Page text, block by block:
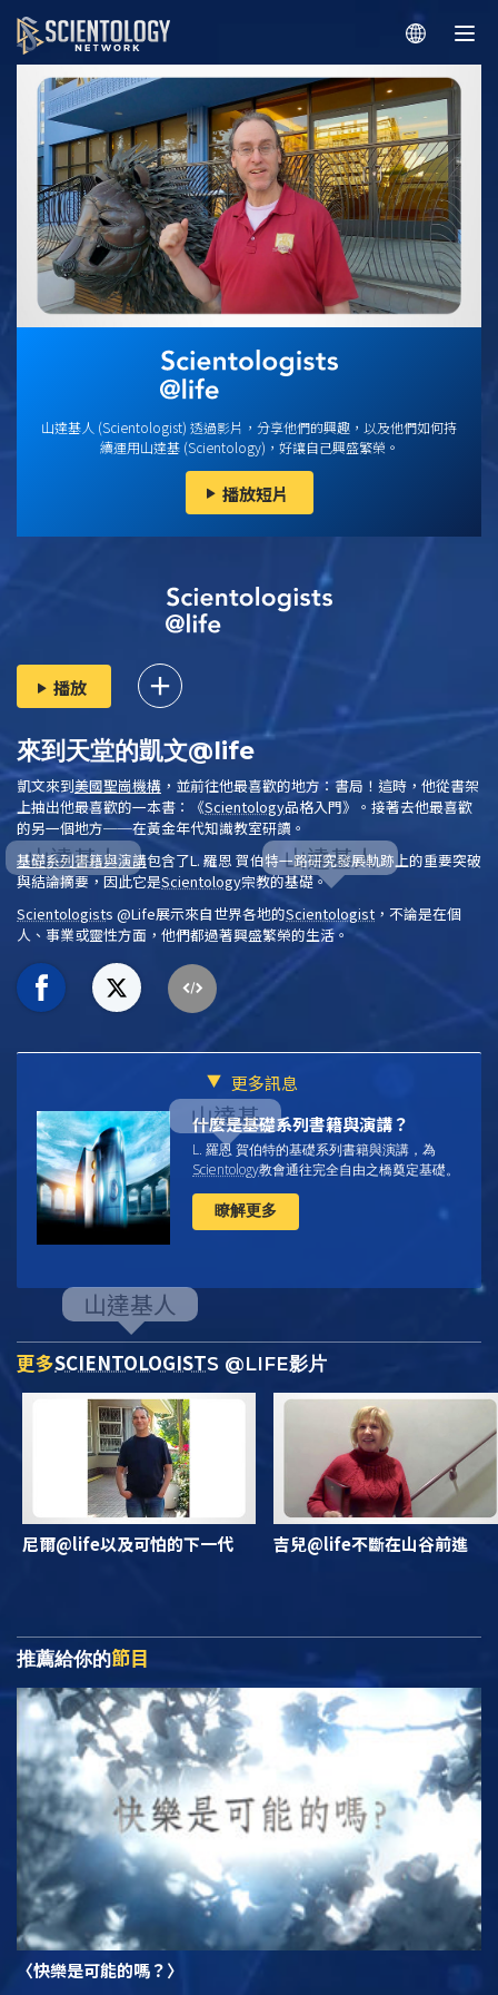
山達基人 (Scientologist) 透過影片，分享他們的興趣，以及他們如何持
續運用山達基 (Scientology)，好讓自己興盛繁榮。
播放短片
播放
來到天堂的凱文@life
凱文來到美國聖崗機構 ，並前往他最喜歡的地方：書局！這時，他從書架
上抽出他最喜歡的一本書：
《Scientology品格入門》 。接著去他最喜歡
的另一個地方──在黃金年代知識教室研讀。
基礎系列書籍與演講包含了L. 羅恩 賀伯特一路研究發展軌跡上的重要突破
與結論摘要，因此它是Scientology宗教的基礎。
Scientologists @Life展示來自世界各地的Scientologist ，不論是在個
人、事業或靈性方面，他們都過著興盛繁榮的生活。
更多訊息
什麼是基礎系列書籍與演講？
L. 羅恩 賀伯特的基礎系列書籍與演講，為
Scientology教會通往完全自由之橋奠定基礎。
瞭解更多
更多SCIENTOLOGISTS @LIFE影片
尼爾@life以及可怕的下一代 吉兒@life不斷在山谷前進
推薦給你的節目
〈快樂是可能的嗎？〉